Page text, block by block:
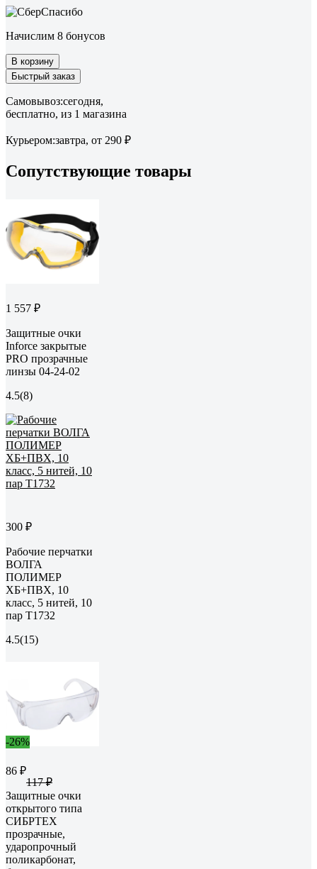
Начислим 8 бонусов
В корзину
Быстрый заказ
Самовывоз:сегодня,
бесплатно, из 1 магазина
Курьером:завтра, от 290 ₽
Сопутствующие товары
1 557 ₽
Защитные очки
Inforce закрытые
PRO прозрачные
линзы 04-24-02
4.5(8)
300 ₽
Рабочие перчатки
ВОЛГА
ПОЛИМЕР
ХБ+ПВХ, 10
класс, 5 нитей, 10
пар Т1732
4.5(15)
-26%
86 ₽
117 ₽
Защитные очки
открытого типа
СИБРТЕХ
прозрачные,
ударопрочный
поликарбонат,